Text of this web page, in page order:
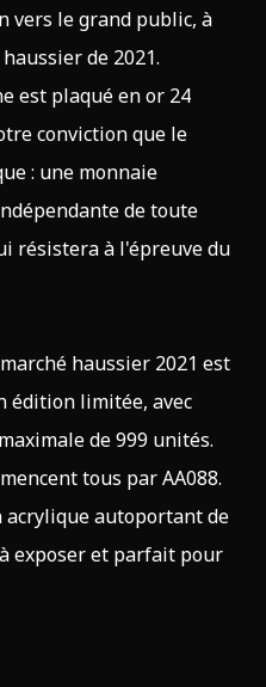
vers le grand public, à
de 2021.
est plaqué enor 24
conviction que le
: une monnaie
de toute
résistera à l'épreuve du
haussier 2021 est
édition limitée, avec
de 999 unités.
tous par AA088.
autoportant de
exposer et parfait pour